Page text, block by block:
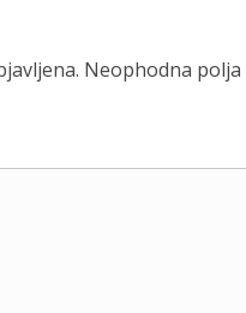
Neophodna polja